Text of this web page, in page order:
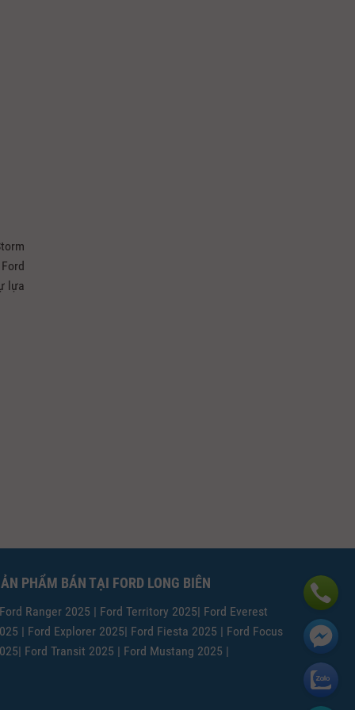
lựa
PHẨM BÁN TẠI FORD LONG BIÊN
Ranger 2025 | Ford Territory 2025| Ford Everest
| Ford Explorer 2025| Ford Fiesta 2025 | Ford Focus
| Ford Transit 2025 | Ford Mustang 2025 |